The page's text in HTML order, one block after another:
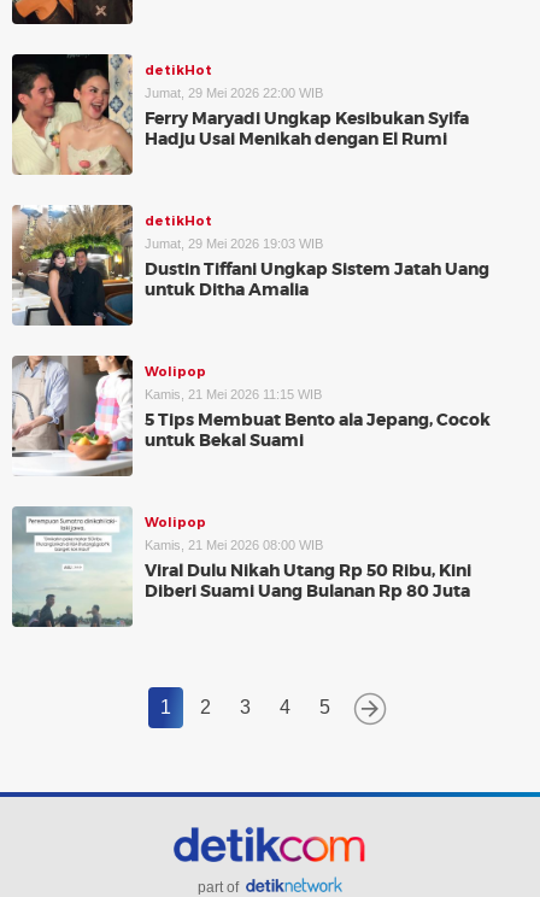
detikHot
Jumat, 29 Mei 2026 22:00 WIB
Ferry Maryadi Ungkap Kesibukan Syifa
Hadju Usai Menikah dengan El Rumi
detikHot
Jumat, 29 Mei 2026 19:03 WIB
Dustin Tiffani Ungkap Sistem Jatah Uang
untuk Ditha Amalia
Wolipop
Kamis, 21 Mei 2026 11:15 WIB
5 Tips Membuat Bento ala Jepang, Cocok
untuk Bekal Suami
Wolipop
Kamis, 21 Mei 2026 08:00 WIB
Viral Dulu Nikah Utang Rp 50 Ribu, Kini
Diberi Suami Uang Bulanan Rp 80 Juta
1 2 3 4 5
part of